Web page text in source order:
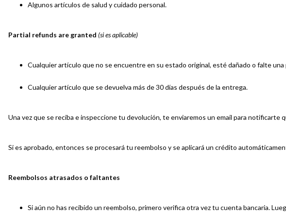
Algunos artículos de salud y cuidado personal.
Partial refunds are granted (si es aplicable)
Cualquier artículo que no se encuentre en su estado original, esté dañado o falte
Cualquier artículo que se devuelva más de 30 días después de la entrega.
Una vez que se reciba e inspeccione tu devolución, te enviaremos un email para
Si es aprobado, entonces se procesará tu reembolso y se aplicará un crédito
Reembolsos atrasados ​​o faltantes
Si aún no has recibido un reembolso, primero verifica otra vez tu cuenta bancaria.